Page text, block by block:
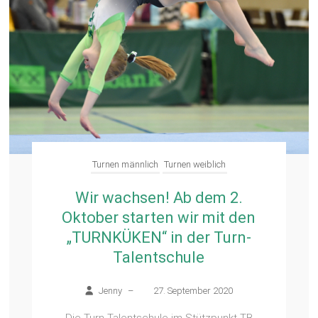
Turnen männlich Turnen weiblich
Wir wachsen! Ab dem 2.
Oktober starten wir mit den
„TURNKÜKEN“ in der Turn-
Talentschule
Jenny – 27. September 2020